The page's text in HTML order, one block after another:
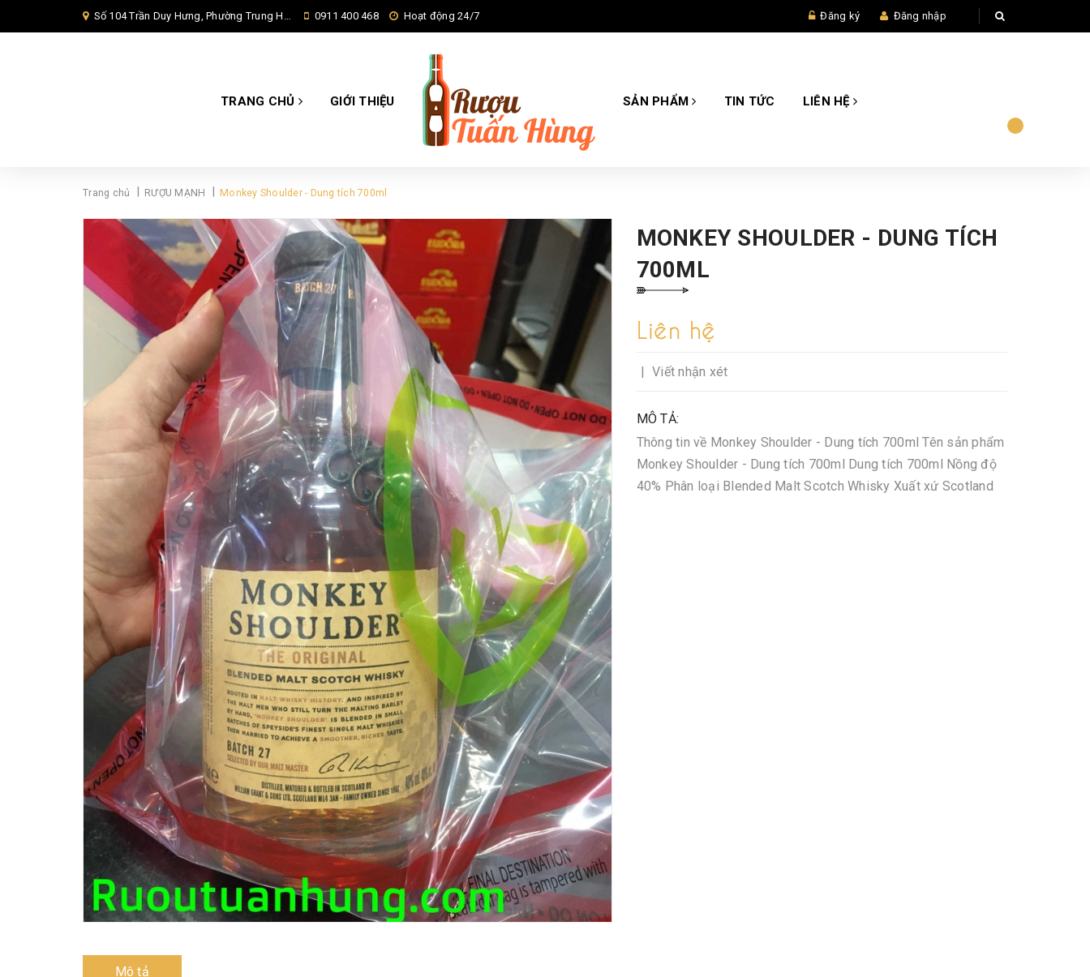
Số 104 Trần Duy Hưng, Phường Trung Hoà, Quận Cầu Giấy, Hà Nội, 0911 400 468 Hoạt động 24/7 Đăng ký Đăng nhập
TRANG CHỦ GIỚI THIỆU SẢN PHẨM TIN TỨC LIÊN HỆ
Trang chủ RƯỢU MẠNH Monkey Shoulder - Dung tích 700ml
MONKEY SHOULDER - DUNG TÍCH
700ML
Liên hệ
| Viết nhận xét
MÔ TẢ:
Thông tin về Monkey Shoulder - Dung tích 700ml Tên sản phẩm
Monkey Shoulder - Dung tích 700ml Dung tích 700ml Nồng độ
40% Phân loại Blended Malt Scotch Whisky Xuất xứ Scotland
Mô tả